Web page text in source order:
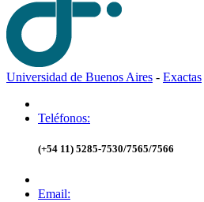
Universidad de Buenos Aires - Exactas
Teléfonos:
(+54 11) 5285-7530/7565/7566
Email: